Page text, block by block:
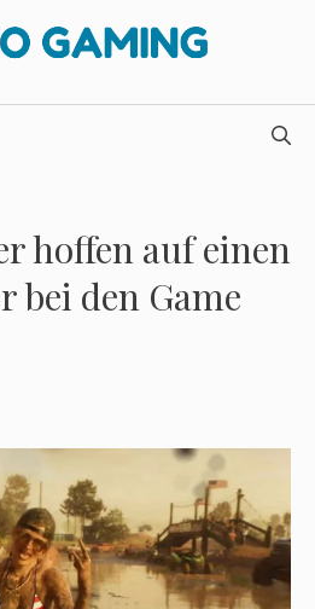
hoffen auf einen
bei den Game